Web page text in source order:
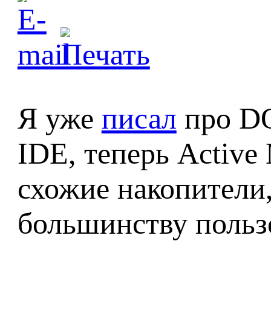
Я уже писал про
IDE, теперь Active
схожие
большинству